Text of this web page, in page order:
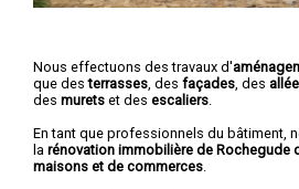
Nous effectuons des travaux d'
que desterrasses , des façades , des
des murets et des escaliers
En tant que professionnels du bâtiment,
la rénovation immobilière de Rochegude
maisons et de commerces